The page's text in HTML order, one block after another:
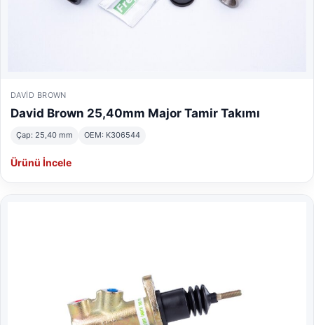
DAVID BROWN
David Brown 25,40mm Major Tamir Takımı
Çap: 25,40 mm OEM: K306544
Ürünü İncele